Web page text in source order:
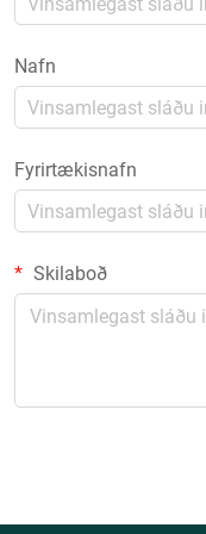
Nafn
Fyrirtækisnafn
Skilaboð